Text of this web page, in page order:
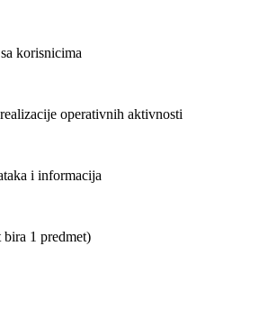
korisnicima
operativnih aktivnosti
i informacija
1 predmet)